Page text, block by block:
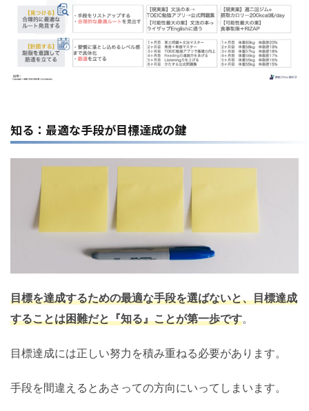
知る：最適な手段が目標達成の鍵
目標を達成するための最適な手段を選ばないと、目標達成
することは困難だと『知る』ことが第一歩です。
目標達成には正しい努力を積み重ねる必要があります。
手段を間違えるとあさっての方向にいってしまいます。